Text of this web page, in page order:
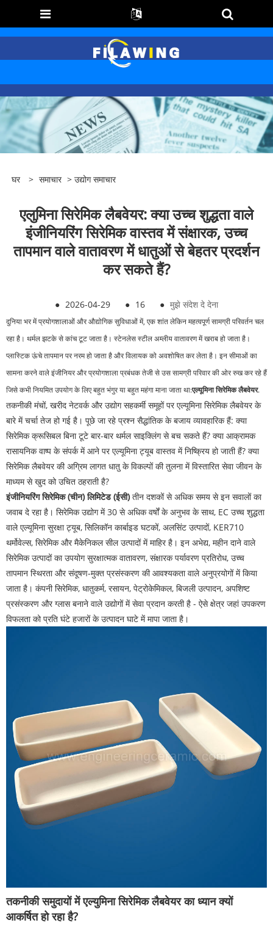
घर > समाचार > उद्योग समाचार
एलुमिना सिरेमिक लैबवेयर: क्या उच्च शुद्धता वाले
इंजीनियरिंग सिरेमिक वास्तव में संक्षारक, उच्च
तापमान वाले वातावरण में धातुओं से बेहतर प्रदर्शन
कर सकते हैं?
● 2026-04-29 ● 16 ● मुझे संदेश दे देना
दुनिया भर में प्रयोगशालाओं और औद्योगिक सुविधाओं में, एक शांत लेकिन महत्वपूर्ण सामग्री परिवर्तन चल
रहा है। थर्मल झटके से कांच टूट जाता है। स्टेनलेस स्टील अम्लीय वातावरण में खराब हो जाता है।
प्लास्टिक ऊंचे तापमान पर नरम हो जाता है और विलायक को अवशोषित कर लेता है। इन सीमाओं का
सामना करने वाले इंजीनियर और प्रयोगशाला प्रबंधक तेजी से उस सामग्री परिवार की ओर रुख कर रहे हैं
जिसे कभी नियमित उपयोग के लिए बहुत भंगुर या बहुत महंगा माना जाता था:एल्यूमिना सिरेमिक लैबवेयर.
तकनीकी मंचों, खरीद नेटवर्क और उद्योग सहकर्मी समूहों पर एल्यूमिना सिरेमिक लैबवेयर के
बारे में चर्चा तेज हो गई है। पूछे जा रहे प्रश्न सैद्धांतिक के बजाय व्यावहारिक हैं: क्या
सिरेमिक क्रूसिबल बिना टूटे बार-बार थर्मल साइक्लिंग से बच सकते हैं? क्या आक्रामक
रासायनिक वाष्प के संपर्क में आने पर एल्यूमिना ट्यूब वास्तव में निष्क्रिय हो जाती हैं? क्या
सिरेमिक लैबवेयर की अग्रिम लागत धातु के विकल्पों की तुलना में विस्तारित सेवा जीवन के
माध्यम से खुद को उचित ठहराती है?
इंजीनियरिंग सिरेमिक (चीन) लिमिटेड (ईसी) तीन दशकों से अधिक समय से इन सवालों का
जवाब दे रहा है। सिरेमिक उद्योग में 30 से अधिक वर्षों के अनुभव के साथ, EC उच्च शुद्धता
वाले एल्यूमिना सुरक्षा ट्यूब, सिलिकॉन कार्बाइड घटकों, अलसिंट उत्पादों, KER710
थर्मोवेल्स, सिरेमिक और मैकेनिकल सील उत्पादों में माहिर है। इन अभेद्य, महीन दाने वाले
सिरेमिक उत्पादों का उपयोग सुरक्षात्मक वातावरण, संक्षारक पर्यावरण प्रतिरोध, उच्च
तापमान स्थिरता और संदूषण-मुक्त प्रसंस्करण की आवश्यकता वाले अनुप्रयोगों में किया
जाता है। कंपनी सिरेमिक, धातुकर्म, रसायन, पेट्रोकेमिकल, बिजली उत्पादन, अपशिष्ट
प्रसंस्करण और ग्लास बनाने वाले उद्योगों में सेवा प्रदान करती है - ऐसे क्षेत्र जहां उपकरण
विफलता को प्रति घंटे हजारों के उत्पादन घाटे में मापा जाता है।
तकनीकी समुदायों में एल्युमिना सिरेमिक लैबवेयर का ध्यान क्यों
आकर्षित हो रहा है?